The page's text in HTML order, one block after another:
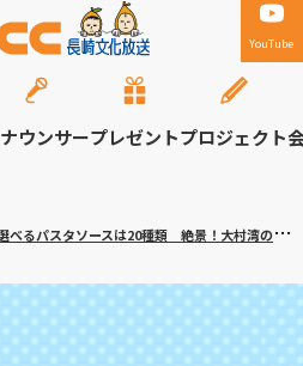
YouTube
ウンサープレゼントプロジェクト
るパスタソースは20種類 絶景！大村湾のイタリアンカフェ 川棚町「アッコリエンテ・カフェ」